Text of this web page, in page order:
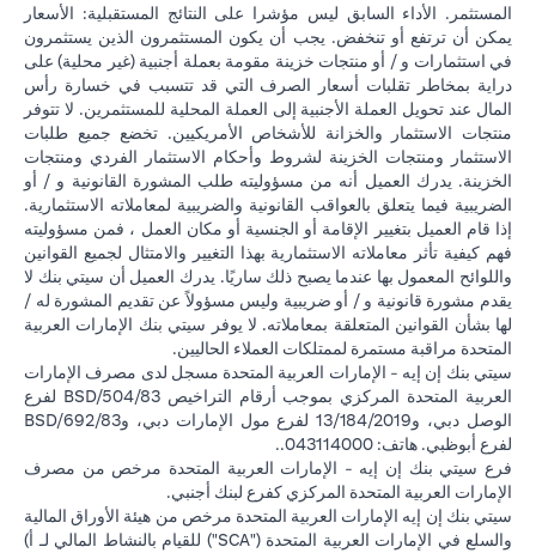
المستثمر. الأداء السابق ليس مؤشرا على النتائج المستقبلية: الأسعار
يمكن أن ترتفع أو تنخفض. يجب أن يكون المستثمرون الذين يستثمرون
في استثمارات و / أو منتجات خزينة مقومة بعملة أجنبية (غير محلية) على
دراية بمخاطر تقلبات أسعار الصرف التي قد تتسبب في خسارة رأس
المال عند تحويل العملة الأجنبية إلى العملة المحلية للمستثمرين. لا تتوفر
منتجات الاستثمار والخزانة للأشخاص الأمريكيين. تخضع جميع طلبات
الاستثمار ومنتجات الخزينة لشروط وأحكام الاستثمار الفردي ومنتجات
الخزينة. يدرك العميل أنه من مسؤوليته طلب المشورة القانونية و / أو
الضريبية فيما يتعلق بالعواقب القانونية والضريبية لمعاملاته الاستثمارية.
إذا قام العميل بتغيير الإقامة أو الجنسية أو مكان العمل ، فمن مسؤوليته
فهم كيفية تأثر معاملاته الاستثمارية بهذا التغيير والامتثال لجميع القوانين
واللوائح المعمول بها عندما يصبح ذلك ساريًا. يدرك العميل أن سيتي بنك لا
يقدم مشورة قانونية و / أو ضريبية وليس مسؤولاً عن تقديم المشورة له /
لها بشأن القوانين المتعلقة بمعاملاته. لا يوفر سيتي بنك الإمارات العربية
المتحدة مراقبة مستمرة لممتلكات العملاء الحاليين.
سيتي بنك إن إيه - الإمارات العربية المتحدة مسجل لدى مصرف الإمارات
العربية المتحدة المركزي بموجب أرقام التراخيص BSD/504/83 لفرع
الوصل دبي، و13/184/2019 لفرع مول الإمارات دبي، وBSD/692/83
لفرع أبوظبي. هاتف: 043114000..
فرع سيتي بنك إن إيه - الإمارات العربية المتحدة مرخص من مصرف
الإمارات العربية المتحدة المركزي كفرع لبنك أجنبي.
سيتي بنك إن إيه الإمارات العربية المتحدة مرخص من هيئة الأوراق المالية
والسلع في الإمارات العربية المتحدة ("SCA") للقيام بالنشاط المالي لـ أ)